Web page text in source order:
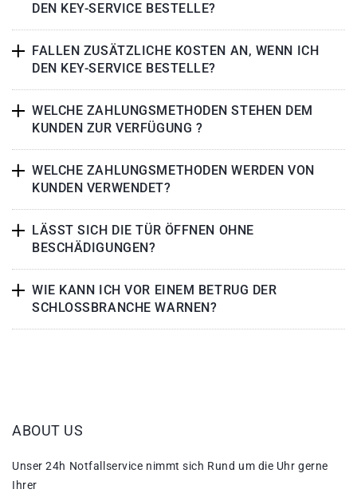
DEN KEY-SERVICE BESTELLE?
FALLEN ZUSÄTZLICHE KOSTEN AN, WENN ICH
DEN KEY-SERVICE BESTELLE?
WELCHE ZAHLUNGSMETHODEN STEHEN DEM
KUNDEN ZUR VERFÜGUNG ?
WELCHE ZAHLUNGSMETHODEN WERDEN VON
KUNDEN VERWENDET?
LÄSST SICH DIE TÜR ÖFFNEN OHNE
BESCHÄDIGUNGEN?
WIE KANN ICH VOR EINEM BETRUG DER
SCHLOSSBRANCHE WARNEN?
ABOUT US
Unser 24h Notfallservice nimmt sich Rund um die Uhr gerne
Ihrer